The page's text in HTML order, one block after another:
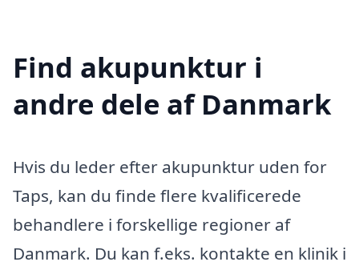
Find akupunktur i
andre dele af Danmark
Hvis du leder efter akupunktur uden for
Taps, kan du finde flere kvalificerede
behandlere i forskellige regioner af
Danmark. Du kan f.eks. kontakte en klinik i